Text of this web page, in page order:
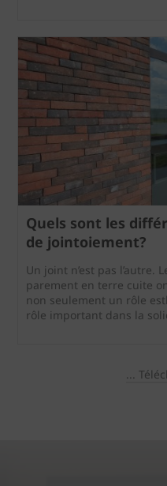
Quels sont les
de jointoiement?
Un joint n’est pas l’autre.
parement en terre cuite
non seulement un rôle
rôle important dans la
...